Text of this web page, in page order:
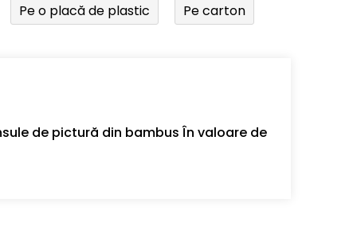
Pe o placă de plastic Pe carton
de pictură din bambus În valoare de